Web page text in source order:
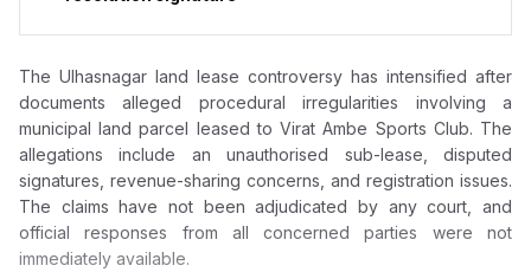
The Ulhasnagar land lease controversy has intensified after
documents alleged procedural irregularities involving a
municipal land parcel leased to Virat Ambe Sports Club. The
allegations include an unauthorised sub-lease, disputed
signatures, revenue-sharing concerns, and registration issues.
The claims have not been adjudicated by any court, and
official responses from all concerned parties were not
immediately available.